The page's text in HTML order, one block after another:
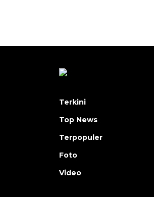
Terkini
Top News
Terpopuler
Foto
Video